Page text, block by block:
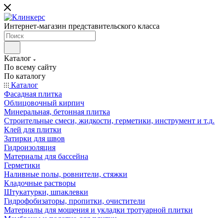
Интернет-магазин представительского класса
Каталог
По всему сайту
По каталогу
Каталог
Фасадная плитка
Облицовочный кирпич
Минеральная, бетонная плитка
Строительные смеси, жидкости, герметики, инструмент и т.д.
Клей для плитки
Затирки для швов
Гидроизоляция
Материалы для бассейна
Герметики
Наливные полы, ровнители, стяжки
Кладочные растворы
Штукатурки, шпаклевки
Гидрофобизаторы, пропитки, очистители
Материалы для мощения и укладки тротуарной плитки